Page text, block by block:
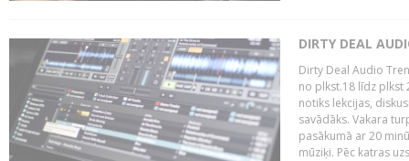
DIRTY DEAL
Dirty Deal Audio
no plkst.18 līdz plkst
notiks lekcijas,
savādāks. Vakara
pasākumā ar 20
mūziķi. Pēc katras